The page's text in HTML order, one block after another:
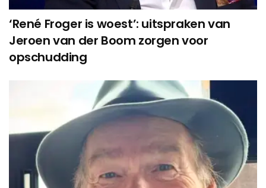
‘René Froger is woest’: uitspraken van
Jeroen van der Boom zorgen voor
opschudding